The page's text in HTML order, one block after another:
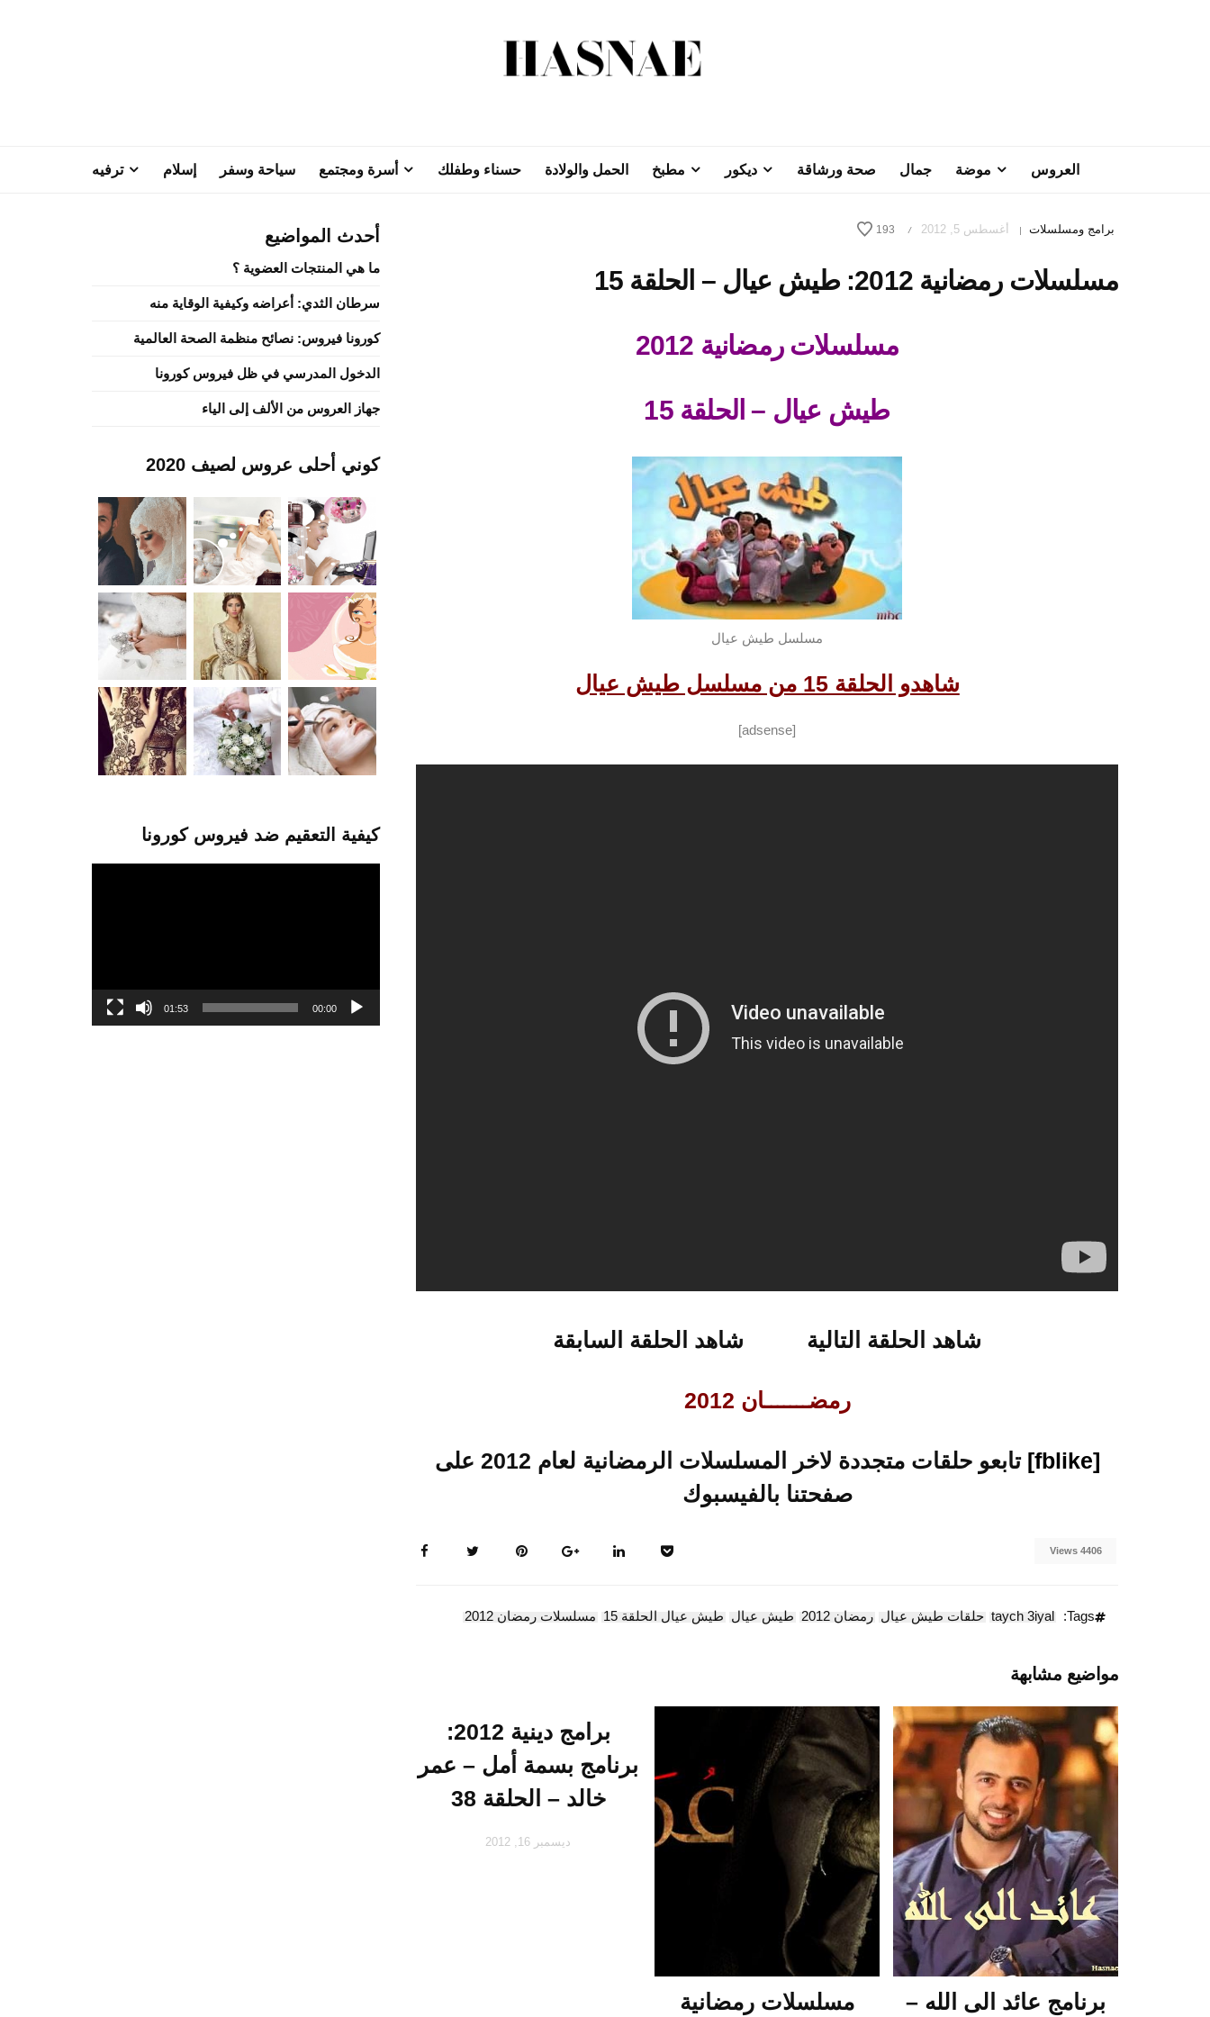
العروس موضة جمال صحة ورشاقة ديكور مطبخ الحمل والولادة حسناء وطفلك أسرة ومجتمع سياحة وسفر إسلام ترفيه
برامج ومسلسلات | أغسطس 5, 2012 /
193
مسلسلات رمضانية 2012: طيش عيال – الحلقة 15
مسلسلات رمضانية 2012
طيش عيال – الحلقة 15
مسلسل طيش عيال
شاهدو الحلقة 15 من مسلسل طيش عيال
[adsense]
شاهد الحلقة التالية شاهد الحلقة السابقة
رمضـــــــان 2012
[fblike]
تابعو حلقات متجددة لاخر المسلسلات الرمضانية لعام 2012 على
صفحتنا بالفيسبوك
4406 Views
Tags:
taych 3iyal حلقات طيش عيال رمضان 2012 طيش عيال طيش عيال الحلقة 15 مسلسلات رمضان 2012
مواضيع مشابهة
برامج دينية 2012:
برنامج بسمة أمل – عمر
خالد – الحلقة 38
ديسمبر 16, 2012
مسلسلات رمضانية برنامج عائد الى الله –
أحدث المواضيع
ما هي المنتجات العضوية ؟
سرطان الثدي: أعراضه وكيفية الوقاية منه
كورونا فيروس: نصائح منظمة الصحة العالمية
الدخول المدرسي في ظل فيروس كورونا
جهاز العروس من الألف إلى الياء
كوني أحلى عروس لصيف 2020
كيفية التعقيم ضد فيروس كورونا
00:00
01:53